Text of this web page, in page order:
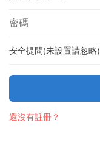
安全提問(未設置請忽略)
還沒有註冊？